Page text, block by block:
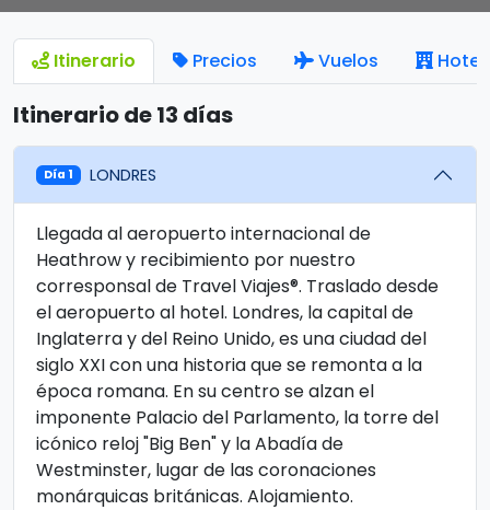
Itinerario Precios Vuelos
Itinerario de 13 días
Día 1 LONDRES
Llegada al aeropuerto internacional de
Heathrow y recibimiento por nuestro
corresponsal de Travel Viajes®. Traslado desde
el aeropuerto al hotel. Londres, la capital de
Inglaterra y del Reino Unido, es una ciudad del
siglo XXI con una historia que se remonta a la
época romana. En su centro se alzan el
imponente Palacio del Parlamento, la torre del
icónico reloj "Big Ben" y la Abadía de
Westminster, lugar de las coronaciones
monárquicas británicas. Alojamiento.